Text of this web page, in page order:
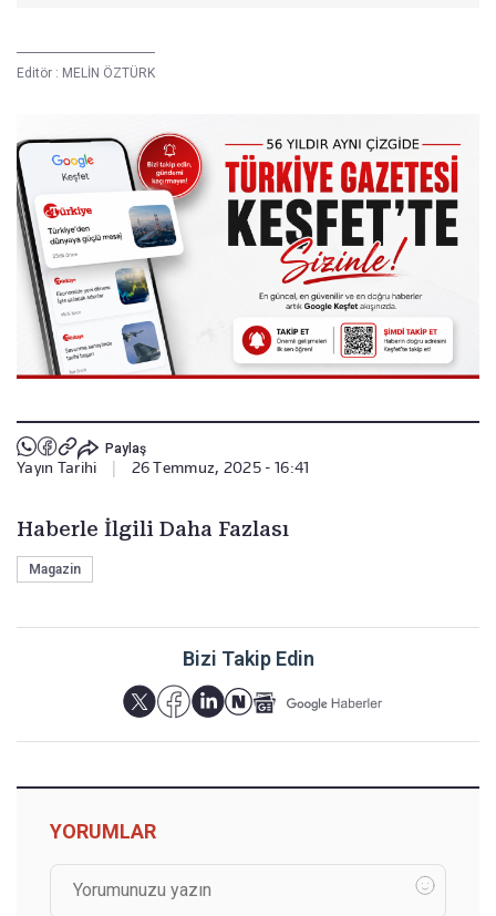
Editör : MELİN ÖZTÜRK
Paylaş
Yayın Tarihi 26 Temmuz, 2025 - 16:41
Haberle İlgili Daha Fazlası
Magazin
Bizi Takip Edin
YORUMLAR